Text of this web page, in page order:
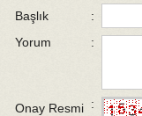
Başlık
:
Yorum
:
Onay Resmi :